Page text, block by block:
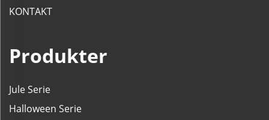
KONTAKT
Produkter
Jule Serie
Halloween Serie